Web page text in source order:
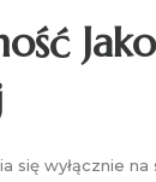
się wyłącznie